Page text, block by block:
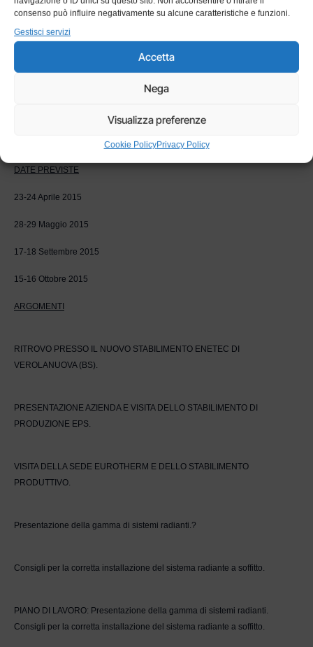
consenso può influire negativamente su alcune caratteristiche e funzioni.
Gestisci servizi
Accetta
Nega
Visualizza preferenze
Cookie PolicyPrivacy Policy
Corso formazione installatori
DATE PREVISTE
23-24 Aprile 2015
28-29 Maggio 2015
17-18 Settembre 2015
15-16 Ottobre 2015
ARGOMENTI
RITROVO PRESSO IL NUOVO STABILIMENTO ENETEC DI
VEROLANUOVA (BS).
PRESENTAZIONE AZIENDA E VISITA DELLO STABILIMENTO DI
PRODUZIONE EPS.
VISITA DELLA SEDE EUROTHERM E DELLO STABILIMENTO
PRODUTTIVO.
Presentazione della gamma di sistemi radianti.?
Consigli per la corretta installazione del sistema radiante a soffitto.
PIANO DI LAVORO: Presentazione della gamma di sistemi radianti.
Consigli per la corretta installazione del sistema radiante a soffitto.